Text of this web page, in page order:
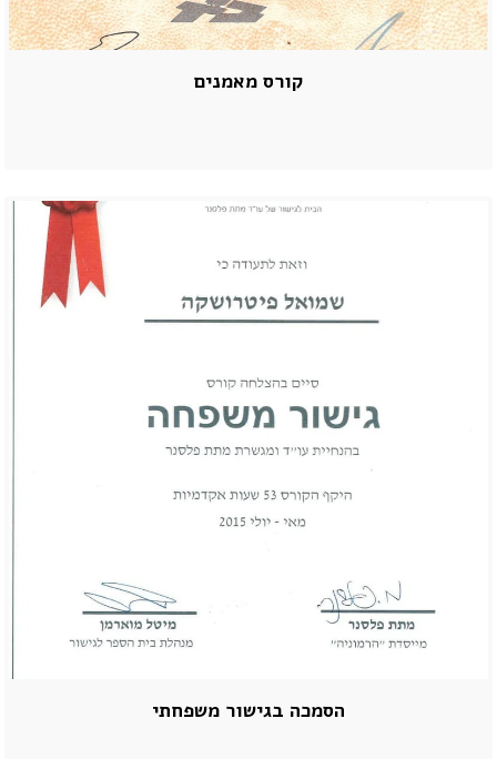
קורס מאמנים
הסמכה בגישור משפחתי